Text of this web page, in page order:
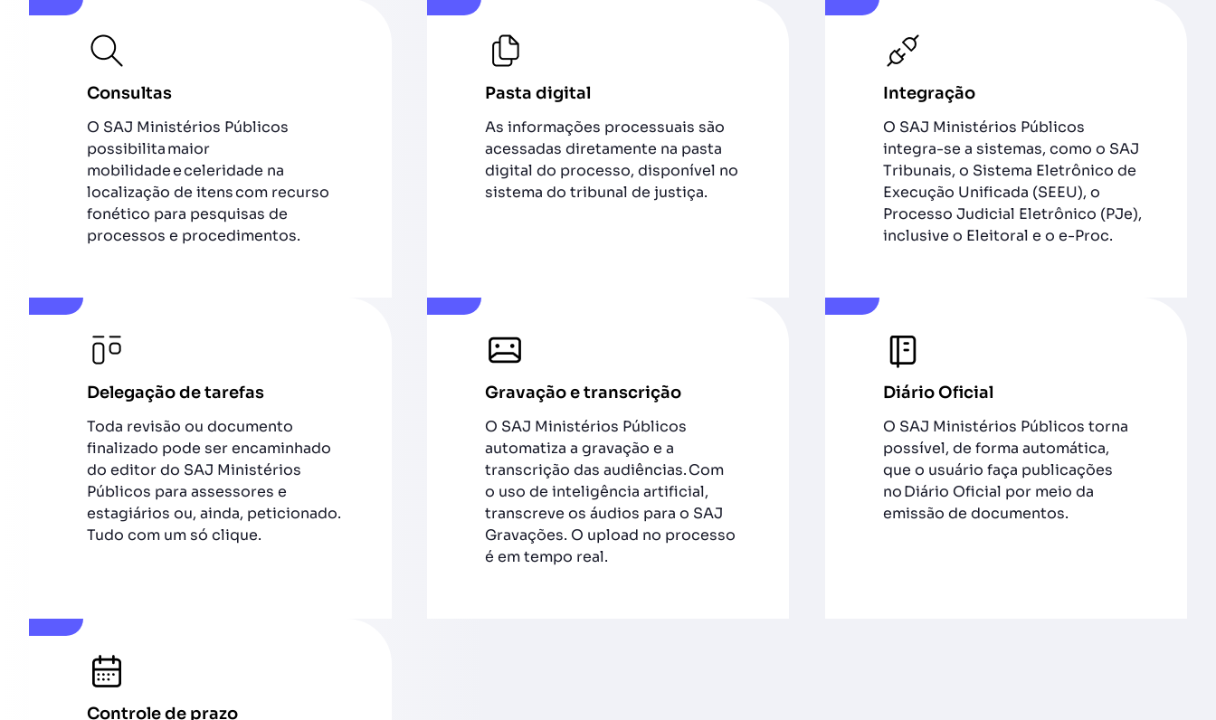
Consultas
O SAJ Ministérios Públicos
possibilita maior
mobilidade e celeridade na
localização de itens com recurso
fonético para pesquisas de
processos e procedimentos.
Pasta digital
As informações processuais são
acessadas diretamente na pasta
digital do processo, disponível no
sistema do tribunal de justiça.
Integração
O SAJ Ministérios Públicos
integra-se a sistemas, como o SAJ
Tribunais, o Sistema Eletrônico de
Execução Unificada (SEEU), o
Processo Judicial Eletrônico (PJe),
inclusive o Eleitoral e o e-Proc.
Delegação de tarefas
Toda revisão ou documento
finalizado pode ser encaminhado
do editor do SAJ Ministérios
Públicos para assessores e
estagiários ou, ainda, peticionado.
Tudo com um só clique.
Gravação e transcrição
O SAJ Ministérios Públicos
automatiza a gravação e a
transcrição das audiências. Com
o uso de inteligência artificial,
transcreve os áudios para o SAJ
Gravações. O upload no processo
é em tempo real.
Diário Oficial
O SAJ Ministérios Públicos torna
possível, de forma automática,
que o usuário faça publicações
no Diário Oficial por meio da
emissão de documentos.
Controle de prazo